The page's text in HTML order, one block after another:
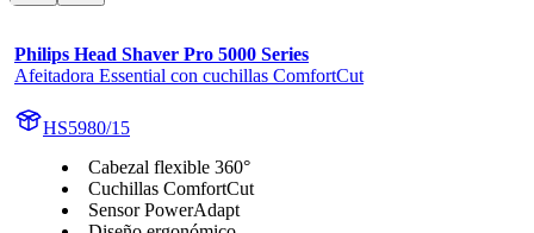
Philips Head Shaver Pro 5000 Series
Afeitadora Essential con cuchillas ComfortCut
HS5980/15
Cabezal flexible 360°
Cuchillas ComfortCut
Sensor PowerAdapt